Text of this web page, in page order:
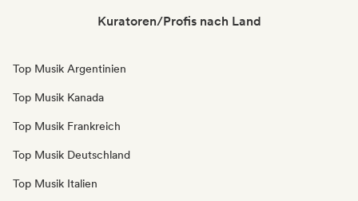
Kuratoren/Profis nach Land
Top Musik Argentinien
Top Musik Kanada
Top Musik Frankreich
Top Musik Deutschland
Top Musik Italien